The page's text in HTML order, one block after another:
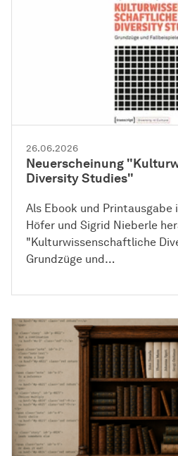
26.06.2026
Neuerscheinung
Diversity Studies"
Als Ebook und Printausgabe
Höfer und Sigrid Nieberle
"Kulturwissenschaftliche
Grundzüge und…